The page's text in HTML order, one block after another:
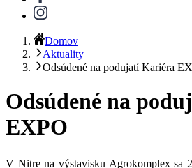
Domov
Aktuality
Odsúdené na podujatí Kariéra
Odsúdené na
EXPO
V Nitre na výstavisku Agrokomplex sa